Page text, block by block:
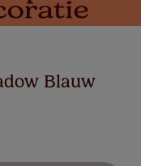
Blauw